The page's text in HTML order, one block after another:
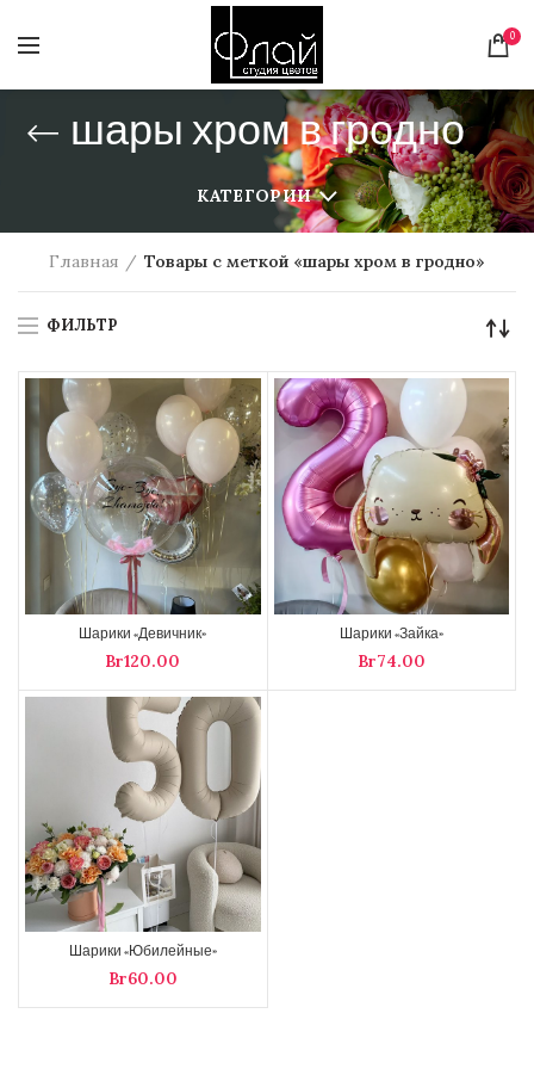
0
шары хром в гродно
КАТЕГОРИИ
Главная Товары с меткой «шары хром в гродно»
ФИЛЬТР
Шарики «Девичник»
Br
Шарики «Зайка»
Br
Шарики «Юбилейные»
Br